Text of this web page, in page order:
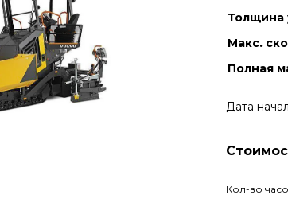
Толщина
Макс.
Полная
Дата
Кол-во